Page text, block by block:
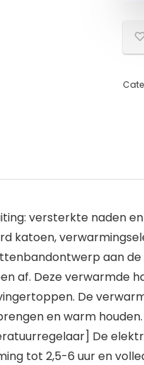
versterkte naden
katoen,
aan
af. Deze verwarmde
De
en warm
De
tot 2,5-6 uur en